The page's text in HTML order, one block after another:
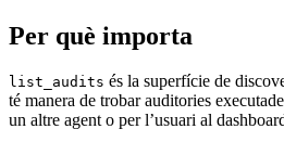
Per què importa
list_audits és la superfície de
té manera de trobar auditories
un altre agent o per l’usuari al